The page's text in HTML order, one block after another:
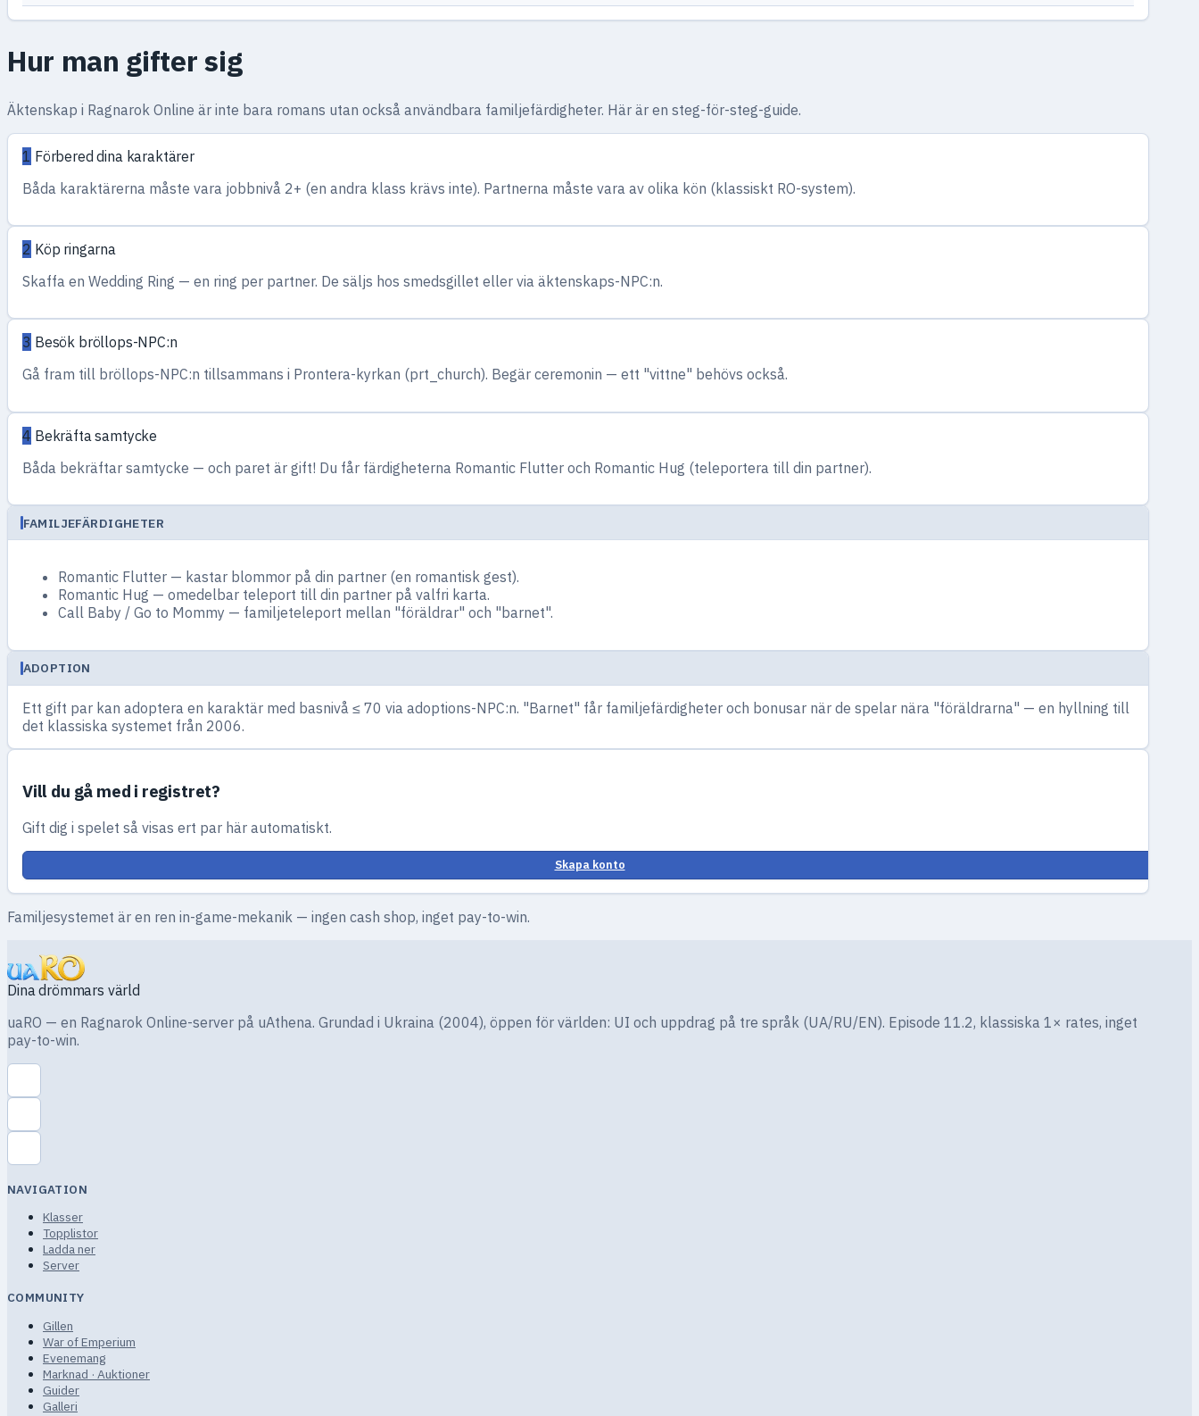
Hur man gifter sig
Äktenskap i Ragnarok Online är inte bara romans utan också användbara familjefärdigheter. Här är en steg-för-steg-guide.
1 Förbered dina karaktärer
Båda karaktärerna måste vara jobbnivå 2+ (en andra klass krävs inte). Partnerna måste vara av olika kön (klassiskt RO-system).
2 Köp ringarna
Skaffa en Wedding Ring — en ring per partner. De säljs hos smedsgillet eller via äktenskaps-NPC:n.
3 Besök bröllops-NPC:n
Gå fram till bröllops-NPC:n tillsammans i Prontera-kyrkan (prt_church). Begär ceremonin — ett "vittne" behövs också.
4 Bekräfta samtycke
Båda bekräftar samtycke — och paret är gift! Du får färdigheterna Romantic Flutter och Romantic Hug (teleportera till din partner).
FAMILJEFÄRDIGHETER
Romantic Flutter — kastar blommor på din partner (en romantisk gest).
Romantic Hug — omedelbar teleport till din partner på valfri karta.
Call Baby / Go to Mommy — familjeteleport mellan "föräldrar" och "barnet".
ADOPTION
Ett gift par kan adoptera en karaktär med basnivå ≤ 70 via adoptions-NPC:n. "Barnet" får familjefärdigheter och bonusar när de spelar nära "föräldrarna" — en hyllning till
det klassiska systemet från 2006.
Vill du gå med i registret?
Gift dig i spelet så visas ert par här automatiskt.
Skapa konto
Familjesystemet är en ren in-game-mekanik — ingen cash shop, inget pay-to-win.
Dina drömmars värld
uaRO — en Ragnarok Online-server på uAthena. Grundad i Ukraina (2004), öppen för världen: UI och uppdrag på tre språk (UA/RU/EN). Episode 11.2, klassiska 1× rates, inget
pay-to-win.
NAVIGATION
Klasser
Topplistor
Ladda ner
Server
COMMUNITY
Gillen
War of Emperium
Evenemang
Marknad · Auktioner
Guider
Galleri